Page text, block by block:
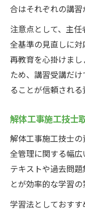
合はそれぞれの講習
注意点として、主
全基準の見直しに
再教育を心掛けま
ため、講習受講だ
ることが信頼される
解体工事施工技士
解体工事施工技士
全管理に関する幅
テキストや過去問
とが効率的な学習の
学習法としておす